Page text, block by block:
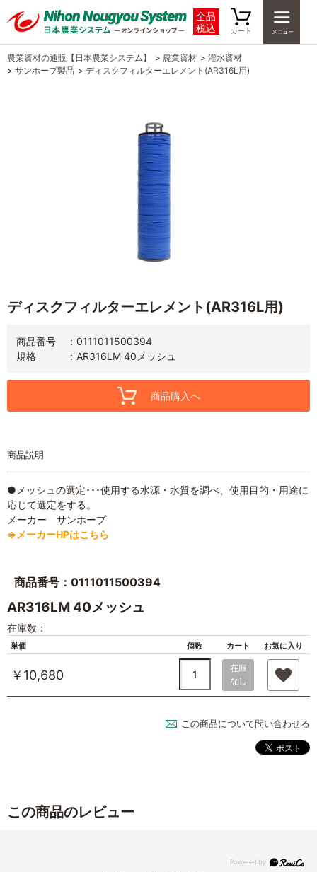
全品
税込
カート
農業資材の通販【日本農業システム】 > 農業資材 > 灌水資材
> サンホープ製品 > ディスクフィルターエレメント(AR316L用)
ディスクフィルターエレメント(AR316L用)
商品番号
0111011500394
規格
AR316LM 40メッシュ
商品購入へ
商品説明
●メッシュの選定･･･使用する水源・水質を調べ、使用目的・用途に
応じて選定をする。
メーカー サンホープ
⇒メーカーHPはこちら
商品番号：0111011500394
AR316LM 40メッシュ
在庫数：
単価 個数 カート お気に入り
￥10,680
在庫
なし
この商品について問い合わせる
この商品のレビュー